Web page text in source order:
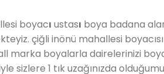
boyacı ustası boya badana
çiğli inönü mahallesi
marka boyalarla dairelerinizi
sizlere 1 tık uzağınızda